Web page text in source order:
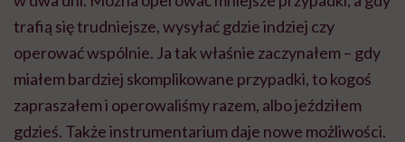
trafią się trudniejsze, wysyłać gdzie indziej czy
operować wspólnie. Ja tak właśnie zaczynałem – gdy
miałem bardziej skomplikowane przypadki, to kogoś
zapraszałem i operowaliśmy razem, albo jeździłem
gdzieś. Także instrumentarium daje nowe możliwości.